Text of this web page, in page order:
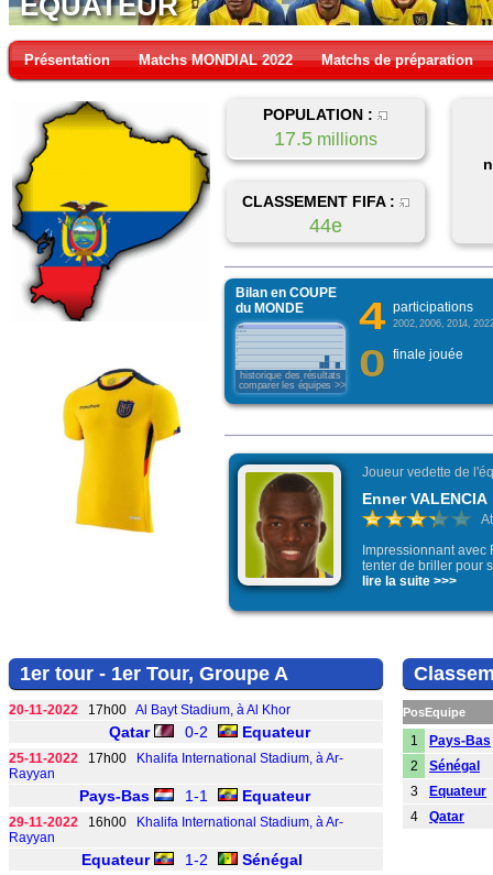
Présentation Matchs MONDIAL 2022 Matchs de préparation
POPULATION :
17.5millions
CLASSEMENT FIFA :
44e
Bilan en COUPE
du MONDE
historique des résultats
comparer les équipes >>>
4 participations
2002, 2006, 2014,
0 finale jouée
Joueur vedette de
Enner VALENCIA
Impressionnant
tenter de briller pour
lire la suite >>>
1er tour - 1er Tour, Groupe A
20-11-2022 17h00 Al Bayt Stadium, à Al Khor
Qatar 0-2 Equateur
25-11-2022 17h00
Khalifa International Stadium, à Ar-
Rayyan
Pays-Bas 1-1 Equateur
29-11-2022 16h00
Khalifa International Stadium, à Ar-
Rayyan
Equateur 1-2 Sénégal
PosEquipe
1
Pays-Bas
2
Sénégal
3
Equateur
4
Qatar